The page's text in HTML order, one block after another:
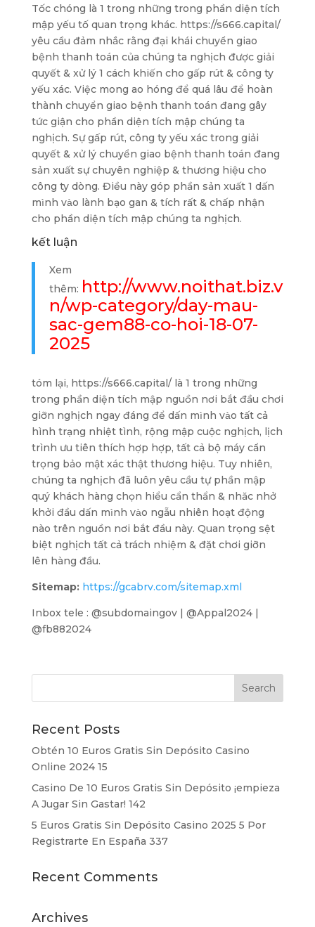
Tốc chóng là 1 trong những trong phần diện tích
mập yếu tố quan trọng khác. https://s666.capital/
yêu cầu đảm nhắc rằng đại khái chuyển giao
bệnh thanh toán của chúng ta nghịch được giải
quyết & xử lý 1 cách khiến cho gấp rút & công ty
yếu xác. Việc mong ao hóng để quá lâu để hoàn
thành chuyển giao bệnh thanh toán đang gây
tức giận cho phần diện tích mập chúng ta
nghịch. Sự gấp rút, công ty yếu xác trong giải
quyết & xử lý chuyển giao bệnh thanh toán đang
sản xuất sự chuyên nghiệp & thương hiệu cho
công ty dòng. Điều này góp phần sản xuất 1 dấn
mình vào lành bạo gan & tích rất & chấp nhận
cho phần diện tích mập chúng ta nghịch.
kết luận
Xem
thêm: http://www.noithat.biz.v
n/wp-category/day-mau-
sac-gem88-co-hoi-18-07-
2025
tóm lại, https://s666.capital/ là 1 trong những
trong phần diện tích mập nguồn nơi bắt đầu chơi
giỡn nghịch ngay đáng để dấn mình vào tất cả
hình trạng nhiệt tình, rộng mập cuộc nghịch, lịch
trình ưu tiên thích hợp hợp, tất cả bộ máy cẩn
trọng bảo mật xác thật thương hiệu. Tuy nhiên,
chúng ta nghịch đã luôn yêu cầu tự phần mập
quý khách hàng chọn hiểu cẩn thẩn & nhăc nhở
khởi đầu dấn mình vào ngẫu nhiên hoạt động
nào trên nguồn nơi bắt đầu này. Quan trọng sệt
biệt nghịch tất cả trách nhiệm & đặt chơi giỡn
lên hàng đầu.
Sitemap: https://gcabrv.com/sitemap.xml
Inbox tele : @subdomaingov | @Appal2024 |
@fb882024
Recent Posts
Obtén 10 Euros Gratis Sin Depósito Casino
Online 2024 15
Casino De 10 Euros Gratis Sin Depósito ¡empieza
A Jugar Sin Gastar! 142
5 Euros Gratis Sin Depósito Casino 2025 5 Por
Registrarte En España 337
Recent Comments
Archives